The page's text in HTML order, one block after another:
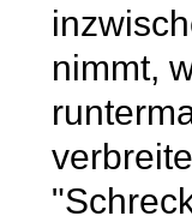
nimmt,